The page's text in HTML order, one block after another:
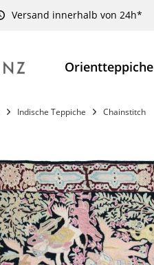
Versand innerhalb von 24h*
Orientteppiche
Indische Teppiche Chainstitch